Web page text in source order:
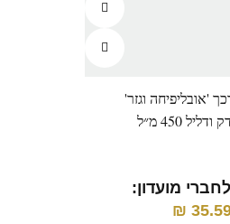
'אובליפיחה וגזר'
450 מ״ל
מועדון:
₪